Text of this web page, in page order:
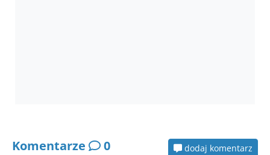
Komentarze 0 dodaj komentarz